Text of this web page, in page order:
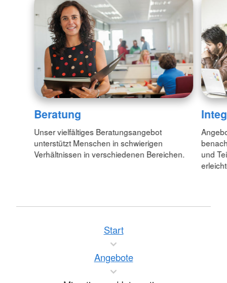
Beratung
Unser vielfältiges Beratungsangebot
unterstützt Menschen in schwierigen
Verhältnissen in verschiedenen Bereichen.
und
Start
Angebote